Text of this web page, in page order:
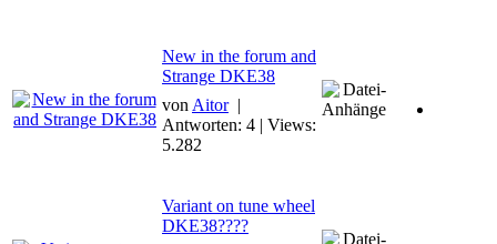
New in the forum and
Strange DKE38
von Aitor |
Antworten: 4 | Views:
5.282
Variant on tune wheel
DKE38????